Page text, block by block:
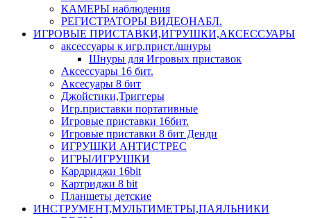
КАМЕРЫ наблюдения
РЕГИСТРАТОРЫ ВИДЕОНАБЛ.
ИГРОВЫЕ ПРИСТАВКИ,ИГРУШКИ,АКСЕССУАРЫ
аксесcуары к игр.прист./шнуры
Шнуры для Игровых приставок
Аксессуары 16 бит.
Аксесуары 8 бит
Джойстики,Триггеры
Игр.приставки портативные
Игровые приставки 16бит.
Игровые приставки 8 бит Денди
ИГРУШКИ АНТИСТРЕС
ИГРЫ/ИГРУШКИ
Кардриджи 16bit
Картриджи 8 bit
Планшеты детские
ИНСТРУМЕНТ,МУЛЬТИМЕТРЫ,ПАЯЛЬНИКИ